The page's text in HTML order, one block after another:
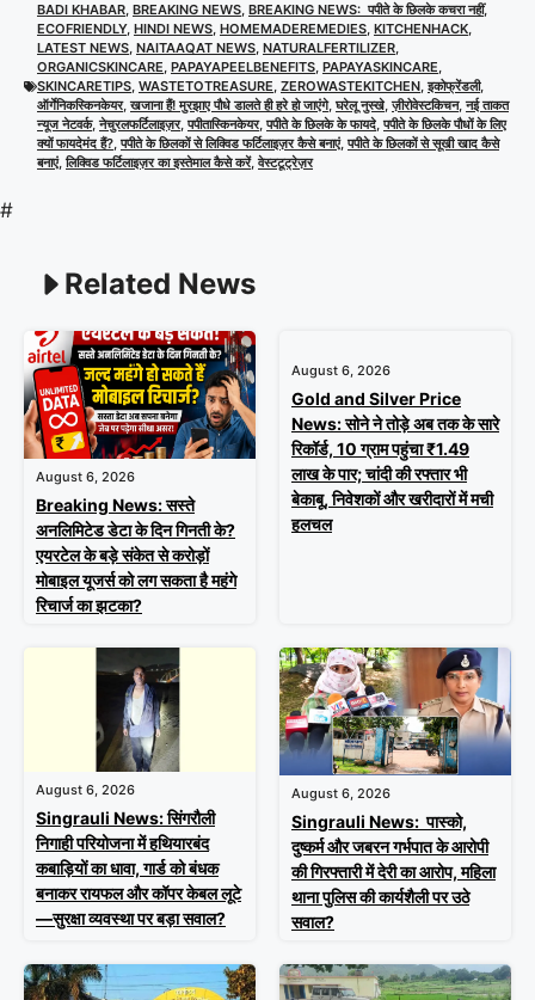
BADI KHABAR, BREAKING NEWS, BREAKING NEWS: पपीते के छिलके कचरा नहीं,
ECOFRIENDLY, HINDI NEWS, HOMEMADEREMEDIES, KITCHENHACK,
LATEST NEWS, NAITAAQAT NEWS, NATURALFERTILIZER,
ORGANICSKINCARE, PAPAYAPEELBENEFITS, PAPAYASKINCARE,
SKINCARETIPS, WASTETOTREASURE, ZEROWASTEKITCHEN,इकोफ्रेंडली,
ऑर्गेनिकस्किनकेयर,खजाना हैं! मुरझाए पौधे डालते ही हरे हो जाएंगे,घरेलू नुस्खे,ज़ीरोवेस्टकिचन,नई ताकत
न्यूज नेटवर्क,नेचुरलफर्टिलाइज़र,पपीतास्किनकेयर,पपीते के छिलके के फायदे,पपीते के छिलके पौधों के लिए
क्यों फायदेमंद हैं?,पपीते के छिलकों से लिक्विड फर्टिलाइज़र कैसे बनाएं,पपीते के छिलकों से सूखी खाद कैसे
बनाएं,लिक्विड फर्टिलाइज़र का इस्तेमाल कैसे करें,वेस्टटूट्रेज़र
#
Related News
August 6, 2026
Breaking News: सस्ते
अनलिमिटेड डेटा के दिन गिनती के?
एयरटेल के बड़े संकेत से करोड़ों
मोबाइल यूजर्स को लग सकता है महंगे
रिचार्ज का झटका?
August 6, 2026
Gold and Silver Price
News: सोने ने तोड़े अब तक के सारे
रिकॉर्ड, 10 ग्राम पहुंचा ₹1.49
लाख के पार; चांदी की रफ्तार भी
बेकाबू, निवेशकों और खरीदारों में मची
हलचल
August 6, 2026
Singrauli News: सिंगरौली
निगाही परियोजना में हथियारबंद
कबाड़ियों का धावा, गार्ड को बंधक
बनाकर रायफल और कॉपर केबल लूटे
—सुरक्षा व्यवस्था पर बड़ा सवाल?
August 6, 2026
Singrauli News: पास्को,
दुष्कर्म और जबरन गर्भपात के आरोपी
की गिरफ्तारी में देरी का आरोप, महिला
थाना पुलिस की कार्यशैली पर उठे
सवाल?